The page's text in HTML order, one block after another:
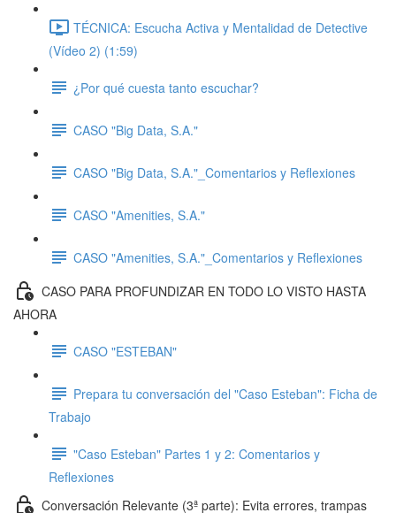
TÉCNICA: Escucha Activa y Mentalidad de Detective
(Vídeo 2) (1:59)
¿Por qué cuesta tanto escuchar?
CASO "Big Data, S.A."
CASO "Big Data, S.A."_Comentarios y Reflexiones
CASO "Amenities, S.A."
CASO "Amenities, S.A."_Comentarios y Reflexiones
CASO PARA PROFUNDIZAR EN TODO LO VISTO HASTA
AHORA
CASO "ESTEBAN"
Prepara tu conversación del "Caso Esteban": Ficha de
Trabajo
"Caso Esteban" Partes 1 y 2: Comentarios y
Reflexiones
Conversación Relevante (3ª parte): Evita errores, trampas